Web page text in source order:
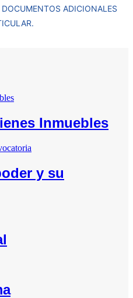
ADICIONALES
Inmuebles
y su